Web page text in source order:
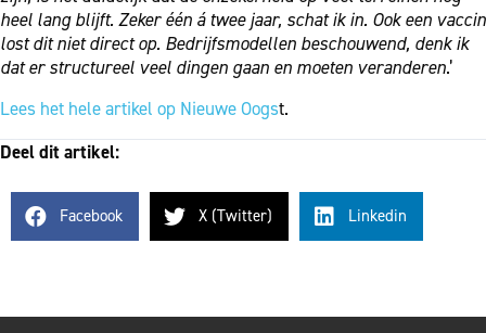
heel lang blijft. Zeker één á twee jaar, schat ik in. Ook een vaccin
lost dit niet direct op. Bedrijfsmodellen beschouwend, denk ik
dat er structureel veel dingen gaan en moeten veranderen.’
Lees het hele artikel op Nieuwe Oogst.
Deel dit artikel:
Facebook X (Twitter) Linkedin